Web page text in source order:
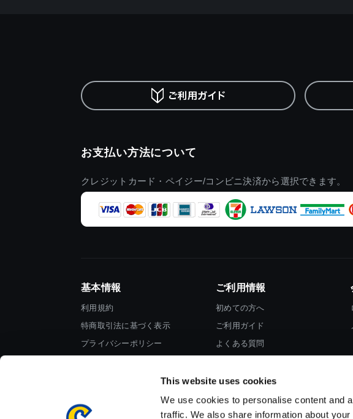
This website uses cookies
We use cookies to personalise content and
traffic. We also share information about
お支払い方法について
クレジットカード・ペイジー/コンビニ決済から選択できます。
基本情報
利用規約
特商取引法に基づく表示
プライバシーポリシー
ご利用情報
初めての方へ
ご利用ガイド
よくある質問